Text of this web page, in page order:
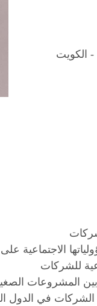
- الكويت
الاجتماعية
للشركات
بين المشروعات
الشركات في الدول